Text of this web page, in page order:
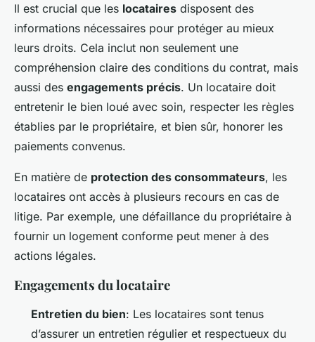
Il est crucial que les locataires disposent des
informations nécessaires pour protéger au mieux
leurs droits. Cela inclut non seulement une
compréhension claire des conditions du contrat, mais
aussi des engagements précis. Un locataire doit
entretenir le bien loué avec soin, respecter les règles
établies par le propriétaire, et bien sûr, honorer les
paiements convenus.
En matière de protection des consommateurs, les
locataires ont accès à plusieurs recours en cas de
litige. Par exemple, une défaillance du propriétaire à
fournir un logement conforme peut mener à des
actions légales.
Engagements du locataire
Entretien du bien: Les locataires sont tenus
d’assurer un entretien régulier et respectueux du